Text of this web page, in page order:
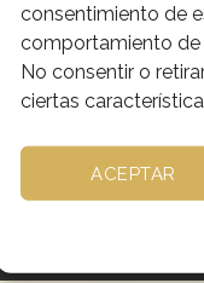
consentimiento de
comportamiento de
No consentir o
ciertas
ACEPTAR
DESCRIPCIÓN
CRUS PLATA DE